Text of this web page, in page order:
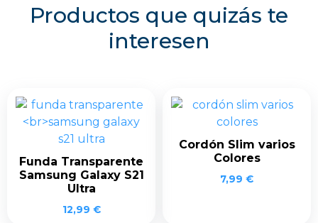
Productos que quizás te
interesen
Funda Transparente
Samsung Galaxy S21
Ultra
12,99 €
Cordón Slim varios
Colores
7,99 €